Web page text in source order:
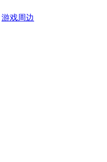
游戏周边